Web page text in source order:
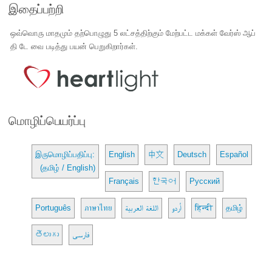
இதைப்பற்றி
ஒவ்வொரு மாதமும் தற்பொழுது 5 லட்சத்திற்கும் மேற்பட்ட மக்கள் வேர்ஸ் ஆப்
தி டே வை படித்து பயன் பெறுகிறார்கள்.
மொழிப்பெயர்ப்பு
இருமொழிப்பதிப்பு:
(தமிழ் / English)
English 中文 Deutsch Español
Français 한국어 Русский
Português ภาษาไทย اللغة العربية اُردو हिन्दी தமிழ்
తెలుగు فارسی